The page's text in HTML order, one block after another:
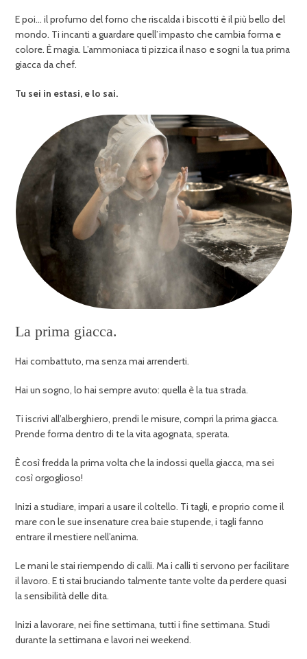
E poi… il profumo del forno che riscalda i biscotti è il più bello del
mondo. Ti incanti a guardare quell’impasto che cambia forma e
colore. È magia. L’ammoniaca ti pizzica il naso e sogni la tua prima
giacca da chef.
Tu sei in estasi, e lo sai.
La prima giacca.
Hai combattuto, ma senza mai arrenderti.
Hai un sogno, lo hai sempre avuto: quella è la tua strada.
Ti iscrivi all’alberghiero, prendi le misure, compri la prima giacca.
Prende forma dentro di te la vita agognata, sperata.
È così fredda la prima volta che la indossi quella giacca, ma sei
così orgoglioso!
Inizi a studiare, impari a usare il coltello. Ti tagli, e proprio come il
mare con le sue insenature crea baie stupende, i tagli fanno
entrare il mestiere nell’anima.
Le mani le stai riempendo di calli. Ma i calli ti servono per facilitare
il lavoro. E ti stai bruciando talmente tante volte da perdere quasi
la sensibilità delle dita.
Inizi a lavorare, nei fine settimana, tutti i fine settimana. Studi
durante la settimana e lavori nei weekend.